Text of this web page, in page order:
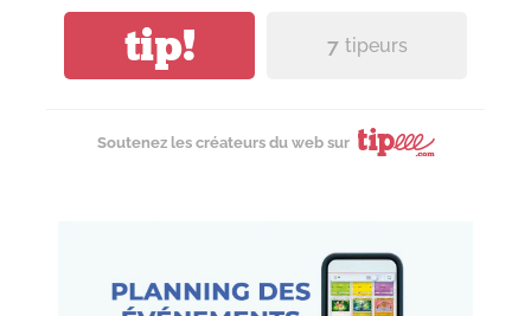
tip! 7 tipeurs
Soutenez les créateurs du web sur